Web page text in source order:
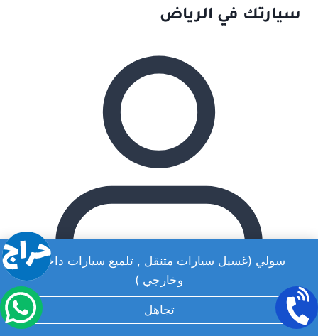
سولي (غسيل سيارات متنقل , تلميع سيارات داخلي
وخارجي )
تجاهل
سيارتك في الرياض
admin